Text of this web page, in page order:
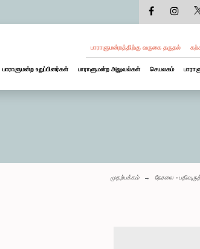
பாராளுமன்றத்திற்கு வருகை தருதல்
பாராளுமன்ற உறுப்பினர்கள் பாராளுமன்ற அலுவல்கள் செயலகம்
முதற்பக்கம் நேரலை -